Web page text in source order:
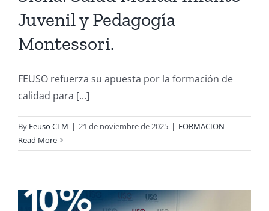
Juvenil y Pedagogía
Montessori.
FEUSO refuerza su apuesta por la formación de
calidad para [...]
By Feuso CLM | 21 de noviembre de 2025 | FORMACION
Read More